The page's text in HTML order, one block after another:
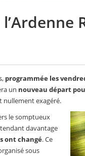
programmée les
un nouveau départ
nullement exagéré.
le somptueux
davantage
ont changé. Ce
sous